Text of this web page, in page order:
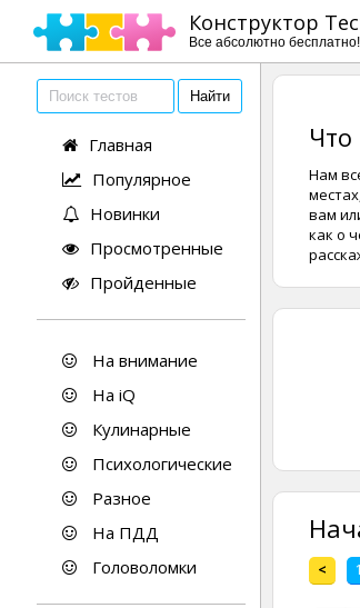
Конструктор
Все абсолютно бесплатно!
Главная
Популярное
Новинки
Просмотренные
Пройденные
На внимание
На iQ
Кулинарные
Психологические
Разное
На ПДД
Головоломки
Что
Нам
вам
как о
< 1